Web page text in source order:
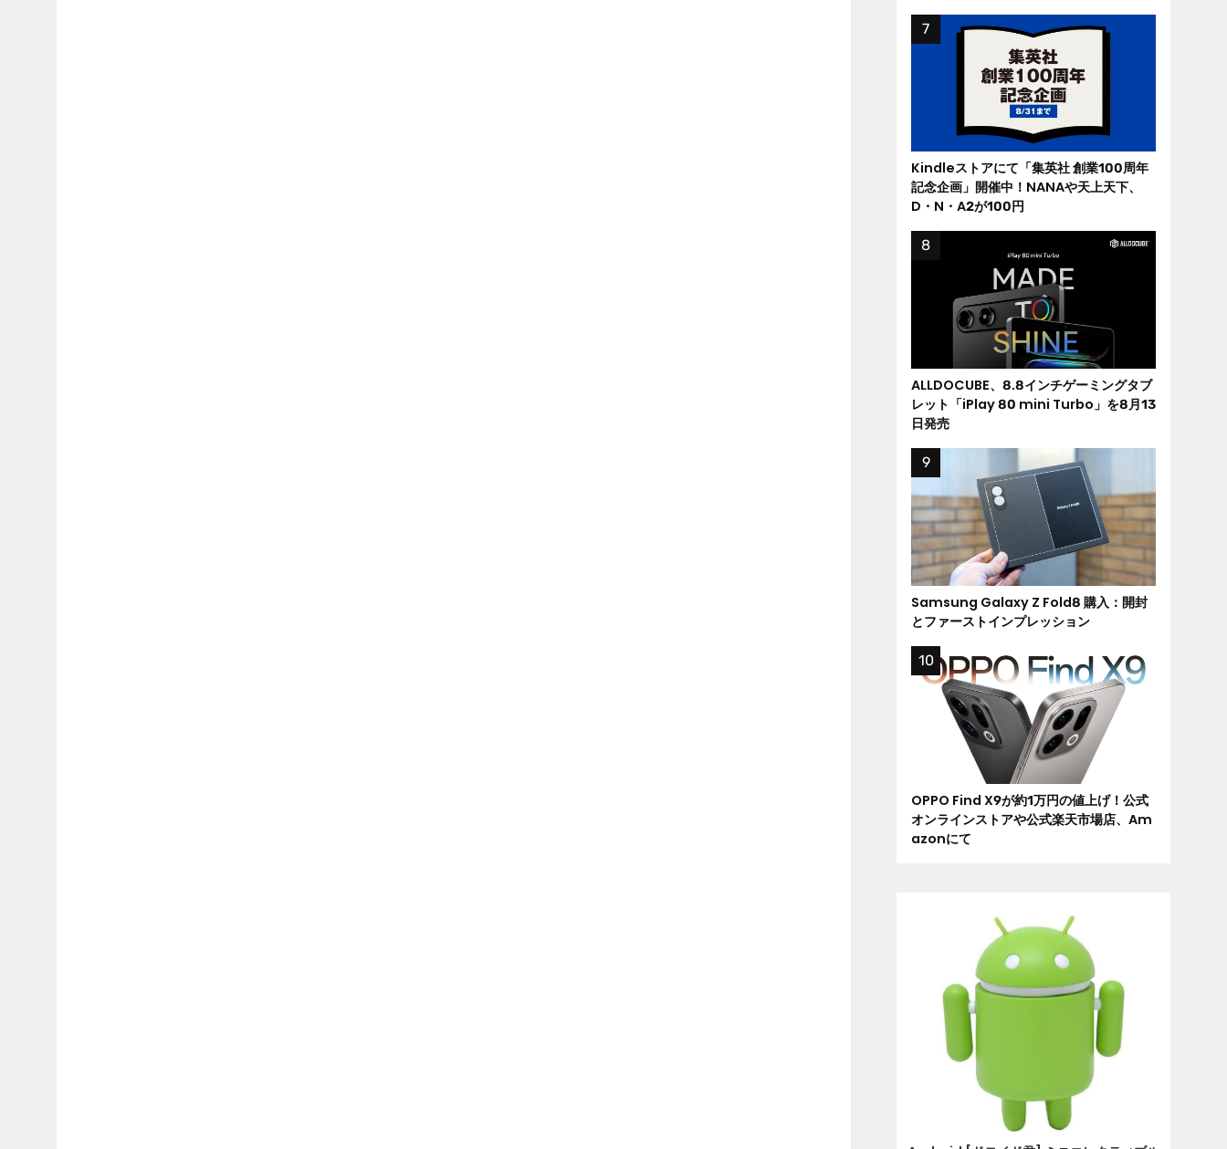
Kindleストアにて「集英社 創業100周年
記念企画」開催中！NANAや天上天下、
D・N・A2が100円
ALLDOCUBE、8.8インチゲーミングタブ
レット「iPlay 80 mini Turbo」を8月13
日発売
Samsung Galaxy Z Fold8 購入：開封
とファーストインプレッション
OPPO Find X9が約1万円の値上げ！公式
オンラインストアや公式楽天市場店、Am
azonにて